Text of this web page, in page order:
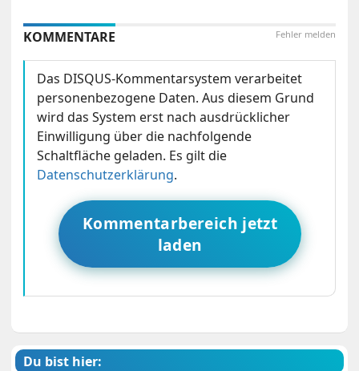
Fehler melden
KOMMENTARE
Das DISQUS-Kommentarsystem verarbeitet
personenbezogene Daten. Aus diesem Grund
wird das System erst nach ausdrücklicher
Einwilligung über die nachfolgende
Schaltfläche geladen. Es gilt die
Datenschutzerklärung.
Kommentarbereich jetzt
laden
Du bist hier: